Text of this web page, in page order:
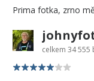
Prima fotka, zrno
celkem 34 555